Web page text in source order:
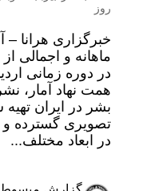
روز
خبرگزاری هرانا
ماهانه و اجمالی
همت نهاد آمار،
بشر در ایران
تصویری گسترده و
در ابعاد مختلف...